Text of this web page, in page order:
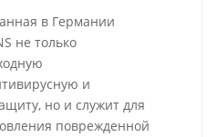
в Германии
не только
и
но и служит для
поврежденной